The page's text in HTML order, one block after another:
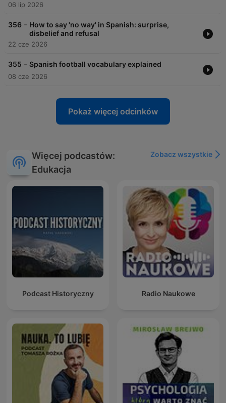
06 lip 2026
356 - How to say 'no way' in Spanish: surprise,
disbelief and refusal
22 cze 2026
355 - Spanish football vocabulary explained
08 cze 2026
Pokaż więcej odcinków
Więcej podcastów:
Edukacja
Zobacz wszystkie
Podcast Historyczny Radio Naukowe